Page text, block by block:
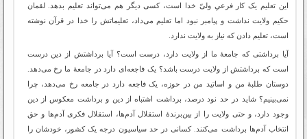
این تعلیم یک کار فرعیِ ولیّ خدا است، کسی دیگر هم می‌تواند تعلیم بدهد. لقمان
حکیم ولایت نداشت و پیامبر نبود اما تعلیم می‌داد، تعلیماتش را خدا در قرآن نوشته
است، تعلیم دادن که نیاز به ولایت ندارد.
آیا برداشتی که جامعۀ ما از ولایت دارد، درست است؟ آیا برداشتش از دین درست
است که برداشتش از ولایت درست باشد؟ یک فاجعه‌ای دارد در جامعۀ ما رخ می‌دهد.
دوستان طلبۀ من و اساتید من در حوزه، یک فاجعه دارد در جامعه رخ می‌دهد، چرا
نمی‌بینیم؟ شاید در حد نود درصد، برداشت اشتباه از دین و برداشت معکوس از دین
وجود دارد، و حتی ولایت را از بین‌برندۀ استقلال آدم‌ها، استقلال فکری آدم‌ها و حق
انتخاب آدم‌ها برداشت می‌کنند. کسانی در حد سیاسیون درجه یک کشور، خودشان را